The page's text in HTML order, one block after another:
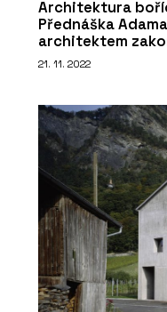
Architektura
Přednáška
architektem
21. 11. 2022